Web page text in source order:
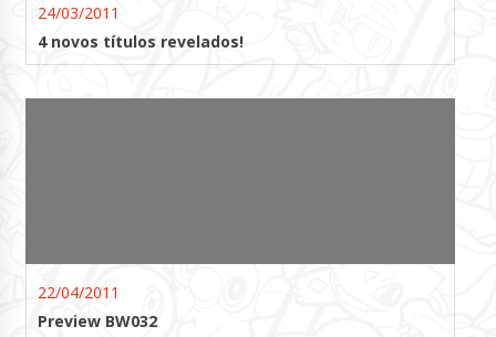
24/03/2011
4 novos títulos revelados!
22/04/2011
Preview BW032